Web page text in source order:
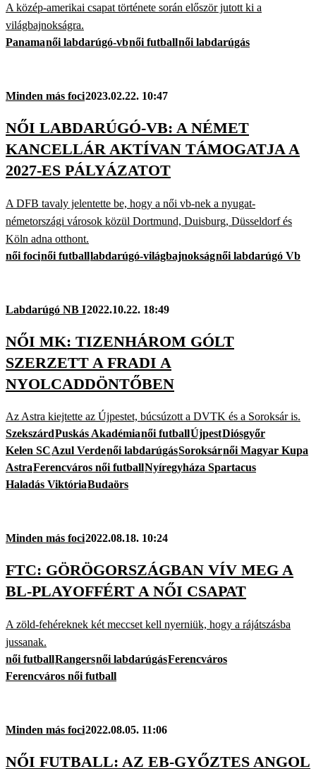
A közép-amerikai csapat története során először jutott ki a
világbajnokságra.
Panamanői labdarúgó-vbnői futballnői labdarúgás
Minden más foci2023.02.22. 10:47
NŐI LABDARÚGÓ-VB: A NÉMET
KANCELLÁR AKTÍVAN TÁMOGATJA A
2027-ES PÁLYÁZATOT
A DFB tavaly jelentette be, hogy a női vb-nek a nyugat-
németországi városok közül Dortmund, Duisburg, Düsseldorf és
Köln adna otthont.
női focinői futballlabdarúgó-világbajnokságnői labdarúgó Vb
Labdarúgó NB I2022.10.22. 18:49
NŐI MK: TIZENHÁROM GÓLT
SZERZETT A FRADI A
NYOLCADDÖNTŐBEN
Az Astra kiejtette az Újpestet, búcsúzott a DVTK és a Soroksár is.
SzekszárdPuskás Akadémianői futballÚjpestDiósgyőr
Kelen SCAzul Verdenői labdarúgásSoroksárnői Magyar Kupa
AstraFerencváros női futballNyíregyháza Spartacus
Haladás ViktóriaBudaörs
Minden más foci2022.08.18. 10:24
FTC: GÖRÖGORSZÁGBAN VÍV MEG A
BL-PLAYOFFÉRT A NŐI CSAPAT
A zöld-fehéreknek két meccset kell nyerniük, hogy a rájátszásba
jussanak.
női futballRangersnői labdarúgásFerencváros
Ferencváros női futball
Minden más foci2022.08.05. 11:06
NŐI FUTBALL: AZ EB-GYŐZTES ANGOL